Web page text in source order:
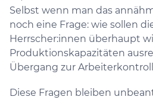
Selbst wenn man das
noch eine Frage: wie sollen
Herrscher:innen überhaupt
Produktionskapazitäten
Übergang zur
Diese Fragen bleiben